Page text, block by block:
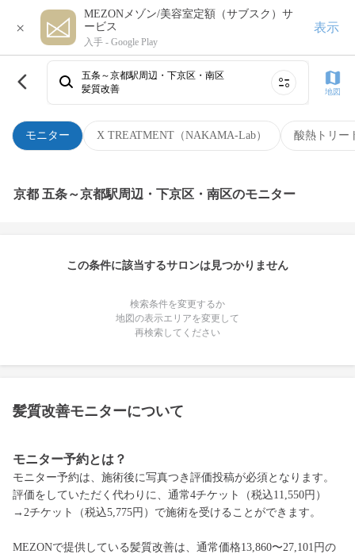
×
MEZONメゾン/美容室定額（サブスク）サ
ービス
入手 - Google Play
表示
モニター X TREATMENT（NAKAMA-Lab） 酸熱トリー
五条～京都駅周辺・下京区・南区
髪質改善
地図
京都 五条～京都駅周辺・下京区・南区のモニター
この条件に該当するサロンは見つかりません
検索条件を変更するか
地図の表示エリアを変更して
再検索してください
髪質改善モニターについて
モニター予約とは？
モニター予約は、施術後に写真つき評価投稿が必須となります。
評価をしていただく代わりに、通常4チケット（税込11,550円）
→2チケット（税込5,775円）で施術を受けることができます。
MEZONで提供している髪質改善は、通常価格13,860〜27,101円の